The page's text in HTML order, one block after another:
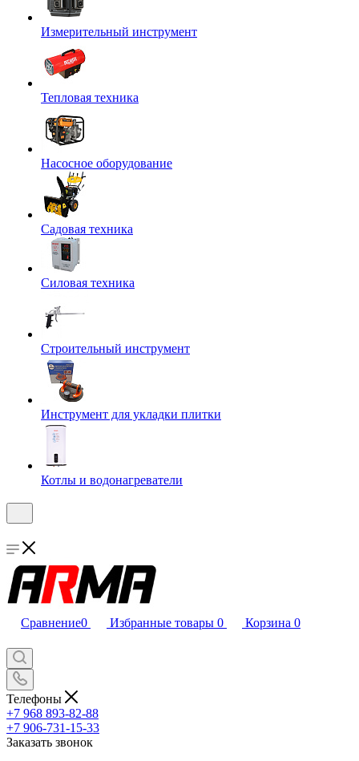
Измерительный инструмент
Тепловая техника
Насосное оборудование
Садовая техника
Силовая техника
Строительный инструмент
Инструмент для укладки плитки
Котлы и водонагреватели
Сравнение0 Избранные товары 0 Корзина 0
Телефоны
+7 968 893-82-88
+7 906-731-15-33
Заказать звонок